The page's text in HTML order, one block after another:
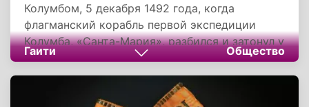
Колумбом, 5 декабря 1492 года, когда
флагманский корабль первой экспедиции
Колумба, «Санта-Мария», разбился и затонул у
берегов острова. Колумб назвал открытый им
остров La Isla Española - «испанским
островом». В последствии название
Гаити Общество